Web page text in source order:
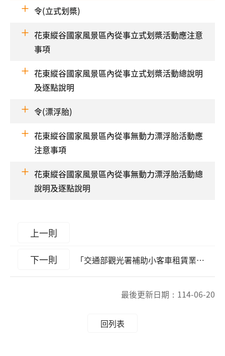
令(立式划槳)
花東縱谷國家風景區內從事立式划槳活動應注意
事項
花東縱谷國家風景區內從事立式划槳活動總說明
及逐點說明
令(漂浮胎)
花東縱谷國家風景區內從事無動力漂浮胎活動應
注意事項
花東縱谷國家風景區內從事無動力漂浮胎活動總
說明及逐點說明
上一則
下一則 「交通部觀光署補助小客車租賃業與旅宿業合作提供旅客在地接駁服務實施要點」第3點、第6點發布令、修正規定（含總說明及對照表）及Q&A
最後更新日期： 114-06-20
回列表